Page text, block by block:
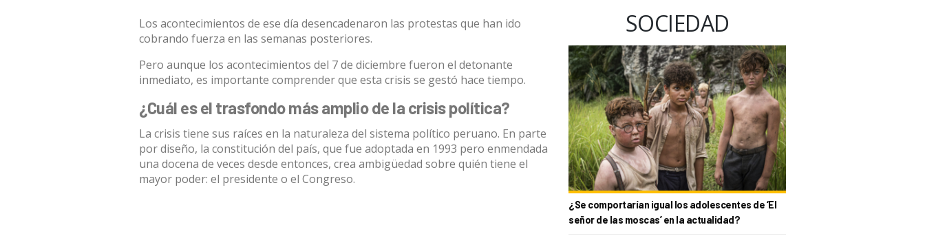
Los acontecimientos de ese día desencadenaron las protestas que han ido
cobrando fuerza en las semanas posteriores.
Pero aunque los acontecimientos del 7 de diciembre fueron el detonante
inmediato, es importante comprender que esta crisis se gestó hace tiempo.
¿Cuál es el trasfondo más amplio de la crisis política?
La crisis tiene sus raíces en la naturaleza del sistema político peruano. En parte
por diseño, la constitución del país, que fue adoptada en 1993 pero enmendada
una docena de veces desde entonces, crea ambigüedad sobre quién tiene el
mayor poder: el presidente o el Congreso.
SOCIEDAD
¿Se comportarían igual los adolescentes de ‘El
señor de las moscas’ en la actualidad?